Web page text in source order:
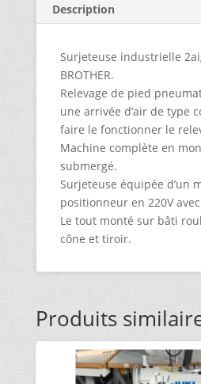
Description
Surjeteuse industrielle
BROTHER.
Relevage de pied
une arrivée d’air de type
faire le fonctionner le
Machine complète en
submergé.
Surjeteuse équipée d’un
positionneur en 220V
Le tout monté sur bâti
cône et tiroir.
Produits